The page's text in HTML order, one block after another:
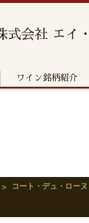
式会社 エイ
ワイン銘柄紹介
コート・デュ・ロー